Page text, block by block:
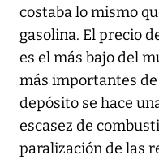
costaba lo mismo
gasolina. El precio
es el más bajo del
más importantes
depósito se hace
escasez de
paralización de las